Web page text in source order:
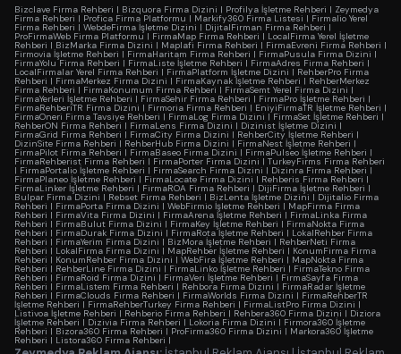
Bizclave Firma Rehberi | Bizquora Firma Dizini | Profilya İşletme Rehberi | Zeymedya
Firma Rehberi | Profica Firma Platformu | Markify360 Firma Listesi | Firmalio Yerel
Firma Rehberi | WebdeFirma İşletme Dizini | DijitalFirman Firma Rehberi |
ProFirmaWeb Firma Platformu | FirmaMap Firma Rehberi | LocalFirma Yerel İşletme
Rehberi | BizMarka Firma Dizini | Maplafi Firma Rehberi | FirmaEvreni Firma Rehberi |
Firmovia İşletme Rehberi | FirmaHaritam Firma Rehberi | FirmaPusula Firma Dizini |
FirmaYolu Firma Rehberi | FirmaListe İşletme Rehberi | FirmaAdres Firma Rehberi |
LocalFirmalar Yerel Firma Rehberi | FirmaPlatform İşletme Dizini | RehberPro Firma
Rehberi | FirmaMerkez Firma Dizini | FirmaKaynak İşletme Rehberi | RehberMerkez
Firma Rehberi | FirmaKonumum Firma Rehberi | FirmaSemt Yerel Firma Dizini |
FirmaYerleri İşletme Rehberi | FirmaSehir Firma Rehberi | FirmaPro İşletme Rehberi |
FirmaRehberiTR Firma Dizini | Firmoria Firma Rehberi | EniyiFirmaTR İşletme Rehberi |
FirmaOneri Firma Tavsiye Rehberi | FirmaLog Firma Dizini |FirmaSet İşletme Rehberi |
RehberON Firma Rehberi | FirmaLens Firma Dizini | Dizinist İşletme Dizini |
FirmaGrid Firma Rehberi | FirmaCity Firma Dizini | RehberCity İşletme Rehberi |
DizinSite Firma Rehberi | RehberHub Firma Dizini | FirmaNest İşletme Rehberi |
FirmaPilot Firma Rehberi | FirmaBaseo Firma Dizini | FirmaPulseo İşletme Rehberi |
FirmaRehberist Firma Rehberi | FirmaPorter Firma Dizini | TurkeyFirms Firma Rehberi
| FirmaPortalio İşletme Rehberi | FirmaSearch Firma Dizini | Dizinra Firma Rehberi |
FirmaPlaneo İşletme Rehberi | FirmaLocate Firma Dizini | Rehberis Firma Rehberi |
FirmaLinker İşletme Rehberi | FirmaROA Firma Rehberi | DijiFirma İşletme Rehberi |
Bulpar Firma Dizini | Rebset Firma Rehberi | BizLenta İşletme Dizini | Dijitalio Firma
Rehberi | FirmaPorta Firma Dizini | WebFirmio İşletme Rehberi | MapFirma Firma
Rehberi | FirmaVita Firma Dizini | FirmaArena İşletme Rehberi | FirmaLinka Firma
Rehberi | FirmaBulut Firma Dizini | FirmaKey İşletme Rehberi | FirmaNokta Firma
Rehberi | FirmaDurak Firma Dizini | FirmaRota İşletme Rehberi | LokalRehber Firma
Rehberi | FirmaYerim Firma Dizini | BizMora İşletme Rehberi | RehberNeti Firma
Rehberi | LokalFirma Firma Dizini | MapRehber İşletme Rehberi | KonumFirma Firma
Rehberi | KonumRehber Firma Dizini | WebFira İşletme Rehberi | MapNokta Firma
Rehberi | RehberLine Firma Dizini | FirmaLinko İşletme Rehberi | FirmaTekno Firma
Rehberi | FirmaRoid Firma Dizini | FirmaVeri İşletme Rehberi | FirmaSayfa Firma
Rehberi | FirmaListem Firma Rehberi | Rehbora Firma Dizini | FirmaRadar İşletme
Rehberi | FirmaClouds Firma Rehberi | FirmaWorlds Firma Dizini | FirmaRehberTR
İşletme Rehberi | FirmaRehberTurkey Firma Rehberi | FirmaListPro Firma Dizini |
Listivoa İşletme Rehberi | Rehberio Firma Rehberi | Rehbera360 Firma Dizini | Diziora
İşletme Rehberi | Dizivia Firma Rehberi | Lokoria Firma Dizini | Firmora360 İşletme
Rehberi | Bizora360 Firma Rehberi | ProFirma360 Firma Dizini | Markora360 İşletme
Rehberi | Listora360 Firma Rehberi |